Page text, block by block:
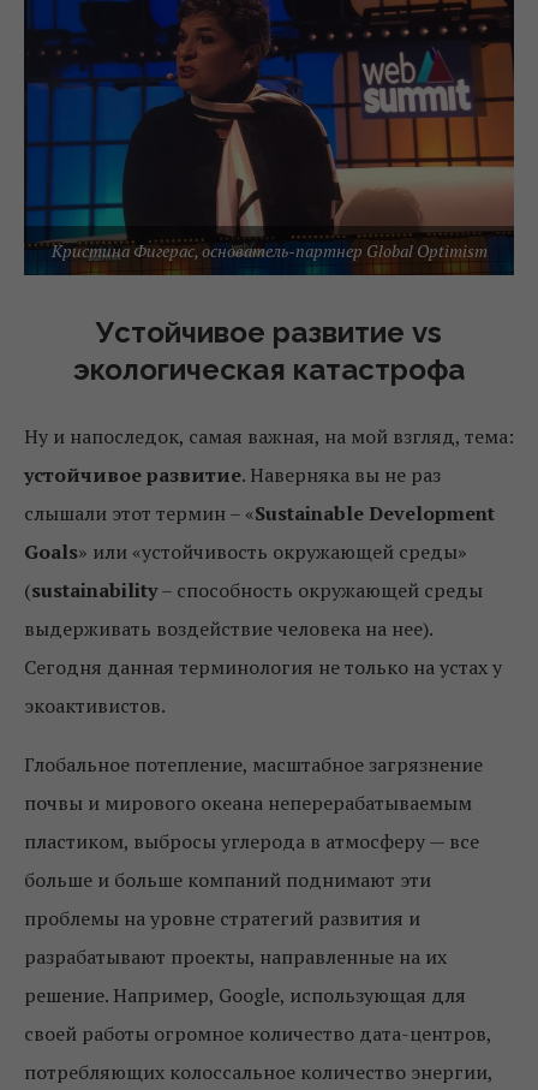
Кристина Фигерас, основатель-партнер Global Optimism
Устойчивое развитие vs
экологическая катастрофа
Ну и напоследок, самая важная, на мой взгляд, тема:
устойчивое развитие. Наверняка вы не раз
слышали этот термин – «Sustainable Development
Goals» или «устойчивость окружающей среды»
(sustainability– способность окружающей среды
выдерживать воздействие человека на нее).
Сегодня данная терминология не только на устах у
экоактивистов.
Глобальное потепление, масштабное загрязнение
почвы и мирового океана неперерабатываемым
пластиком, выбросы углерода в атмосферу — все
больше и больше компаний поднимают эти
проблемы на уровне стратегий развития и
разрабатывают проекты, направленные на их
решение. Например, Google, использующая для
своей работы огромное количество дата-центров,
потребляющих колоссальное количество энергии,